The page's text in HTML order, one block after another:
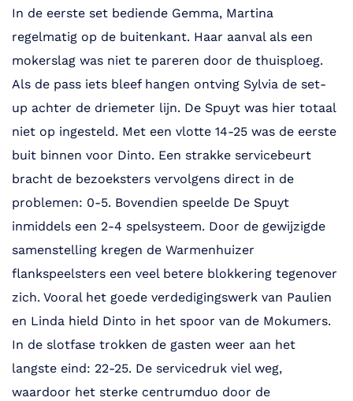
In de eerste set bediende Gemma, Martina
regelmatig op de buitenkant. Haar aanval als een
mokerslag was niet te pareren door de thuisploeg.
Als de pass iets bleef hangen ontving Sylvia de set-
up achter de driemeter lijn. De Spuyt was hier totaal
niet op ingesteld. Met een vlotte 14-25 was de eerste
buit binnen voor Dinto. Een strakke servicebeurt
bracht de bezoeksters vervolgens direct in de
problemen: 0-5. Bovendien speelde De Spuyt
inmiddels een 2-4 spelsysteem. Door de gewijzigde
samenstelling kregen de Warmenhuizer
flankspeelsters een veel betere blokkering tegenover
zich. Vooral het goede verdedigingswerk van Paulien
en Linda hield Dinto in het spoor van de Mokumers.
In de slotfase trokken de gasten weer aan het
langste eind: 22-25. De servicedruk viel weg,
waardoor het sterke centrumduo door de